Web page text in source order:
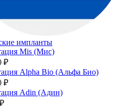
импланты
Mis (Мис)
₽
Alpha Bio (Альфа Био)
₽
Adin (Адин)
₽